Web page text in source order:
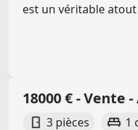
est un véritable
18000 € - Vente
3 pièces 1